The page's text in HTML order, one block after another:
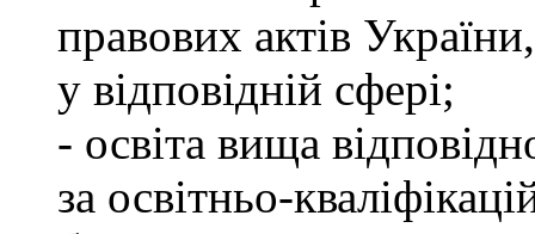
правових актів
у відповідній сфері;
- освіта вища
за освітньо-